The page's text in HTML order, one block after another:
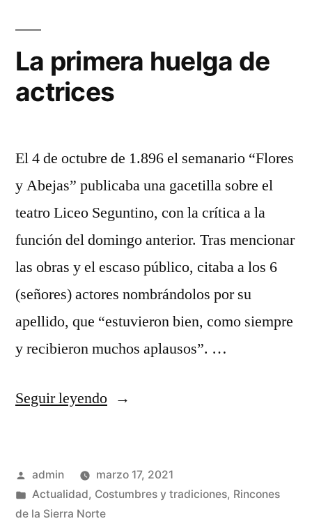
La primera huelga de
actrices
El 4 de octubre de 1.896 el semanario “Flores
y Abejas” publicaba una gacetilla sobre el
teatro Liceo Seguntino, con la crítica a la
función del domingo anterior. Tras mencionar
las obras y el escaso público, citaba a los 6
(señores) actores nombrándolos por su
apellido, que “estuvieron bien, como siempre
y recibieron muchos aplausos”. …
Seguir leyendo«La
de
actrices»
Publicado
por
admin
marzo 17, 2021
Publicado
en
Actualidad, Costumbres y tradiciones, Rincones
de la Sierra Norte